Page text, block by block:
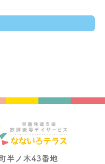
半ノ木43番地